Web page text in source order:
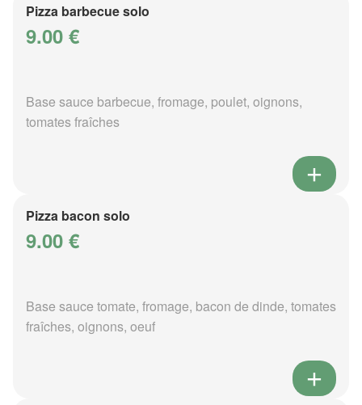
Pizza barbecue solo
9.00 €
Base sauce barbecue, fromage, poulet, oignons,
tomates fraîches
Pizza bacon solo
9.00 €
Base sauce tomate, fromage, bacon de dinde, tomates
fraîches, oignons, oeuf